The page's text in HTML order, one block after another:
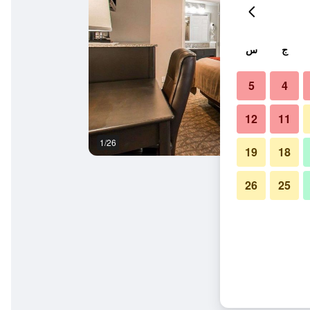
1/26
ج س
4
5
11
12
18
19
25
26